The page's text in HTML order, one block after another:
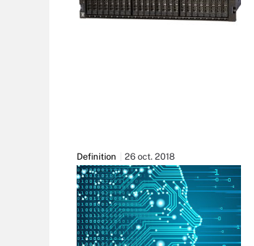
Definition 26 oct. 2018